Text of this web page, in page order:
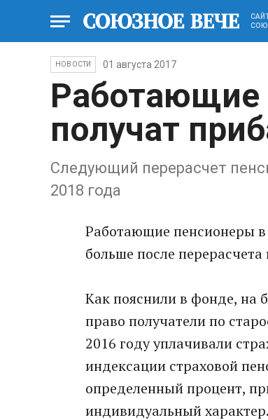
НОВОСТИ 01 августа 2017
Работающие
получат
Следующий перерасчет
2018 года
Работающие пенсионеры в
больше после
Как пояснили в фонде, на
право получатели по
2016 году уплачивали
индексации страховой
определенный процент,
индивидуальный характер.